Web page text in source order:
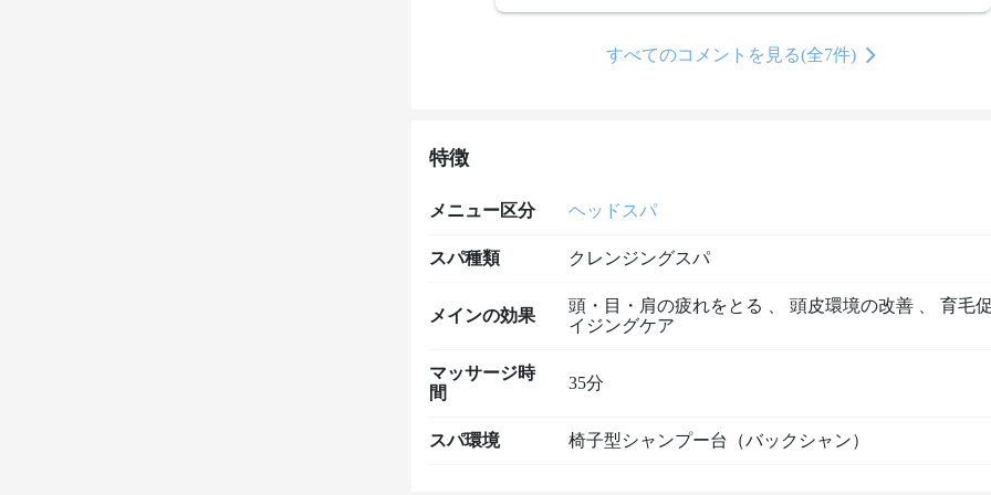
すべてのコメントを見る(全7件)
特徴
メニュー区分 ヘッドスパ
スパ種類 クレンジングスパ
メインの効果
頭・目・肩の疲れをとる 頭皮環境の改善 育毛
イジングケア
マッサージ時
間
35分
スパ環境 椅子型シャンプー台（バックシャン）